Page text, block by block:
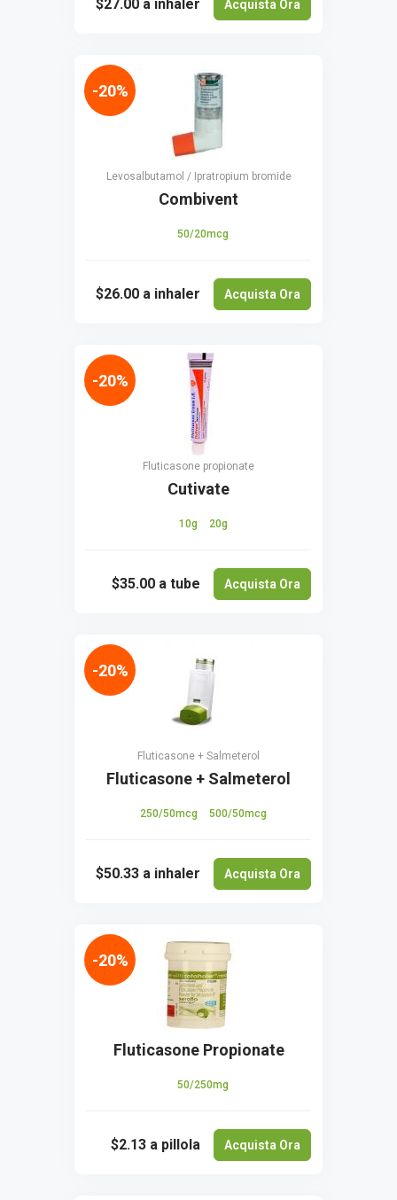
$27.00 a inhaler Acquista Ora
Levosalbutamol / Ipratropium bromide
Combivent
50/20mcg
$26.00 a inhaler Acquista Ora
-20%
Fluticasone propionate
Cutivate
10g 20g
$35.00 a tube Acquista Ora
-20%
Fluticasone + Salmeterol
Fluticasone + Salmeterol
250/50mcg 500/50mcg
$50.33 a inhaler Acquista Ora
-20%
Fluticasone Propionate
50/250mg
$2.13 a pillola Acquista Ora
-20%